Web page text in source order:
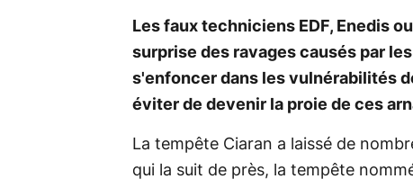
Les faux techniciens EDF, Enedis
surprise des ravages causés par
s'enfoncer dans les vulnérabilités
éviter de devenir la proie de ces
La tempête Ciaran a laissé de
qui la suit de près, la tempête